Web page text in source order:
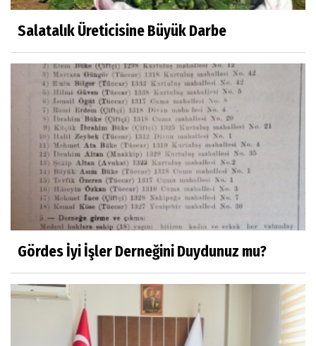
Gezerken Zamanın Kollarındaki Ruhuma
Rastlamak
Yaşar ATLI
Kahramanlar
Prof.Dr.Süleyman Sami İLKER
Mühendislerin de Sanat Ruhu Olmalı
Dr.Fatih KESKİN
Millî Edebiyat, Millî Şuur, Millî Takım
Sıracettin ÇELİK
Çalıkuşu
Salatalık Üreticisine Büyük Darbe
Gördes İyi İşler Derneğini Duydunuz mu?